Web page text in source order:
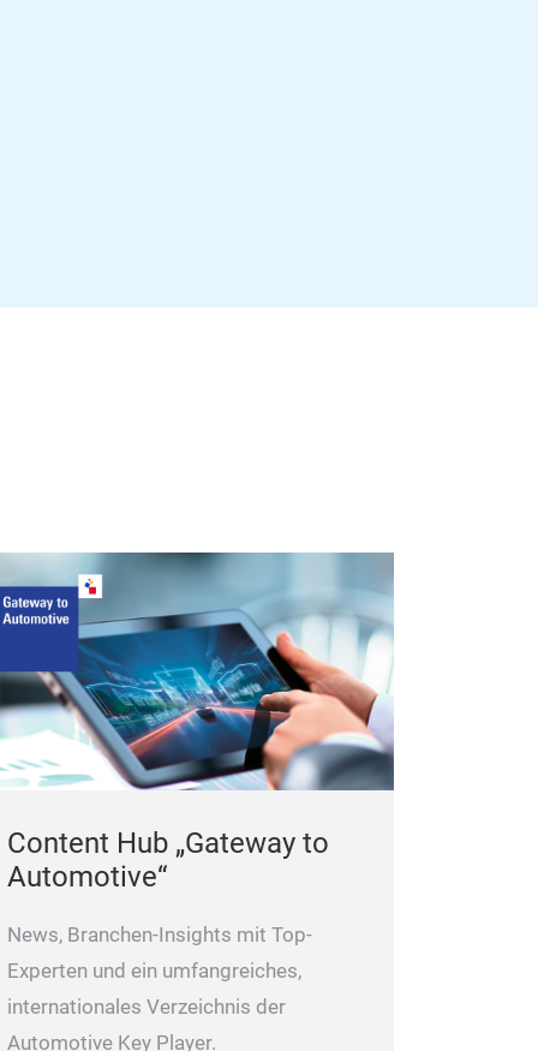
Content Hub „Gateway to
Automotive“
News, Branchen-Insights mit Top-
Experten und ein umfangreiches,
internationales Verzeichnis der
Automotive Key Player.